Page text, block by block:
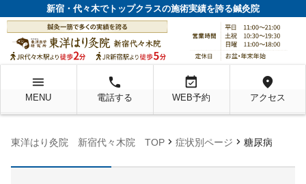
新宿・代々木でトップクラスの施術実績を誇る鍼灸院
menu
MENU
local_phone
電話する
event_available
WEB予約
location_on
アクセス
東洋はり灸院 新宿代々木院 TOP chevron_right 症状別ページ chevron_right 糖尿病